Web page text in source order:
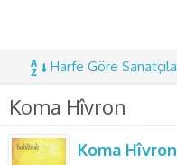
Harfe Göre
Koma Hîvron
Koma